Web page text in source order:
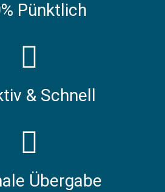
Pünktlich
& Schnell
Übergabe